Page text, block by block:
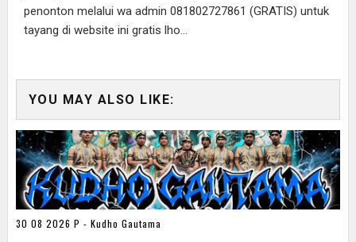
penonton melalui wa admin 081802727861 (GRATIS) untuk
tayang di website ini gratis lho...
YOU MAY ALSO LIKE:
30 08 2026 P - Kudho Gautama